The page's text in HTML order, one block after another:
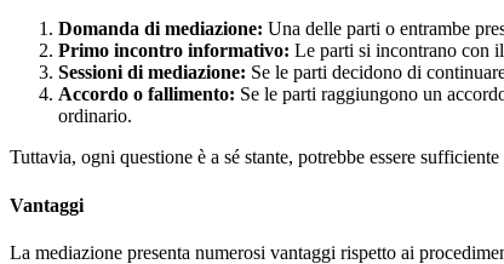
Domanda di mediazione: Una delle parti o entrambe
Primo incontro informativo: Le parti si incontrano con
Sessioni di mediazione: Se le parti decidono di
Accordo o fallimento: Se le parti raggiungono un
ordinario.
Tuttavia, ogni questione è a sé stante, potrebbe essere
Vantaggi
La mediazione presenta numerosi vantaggi rispetto ai